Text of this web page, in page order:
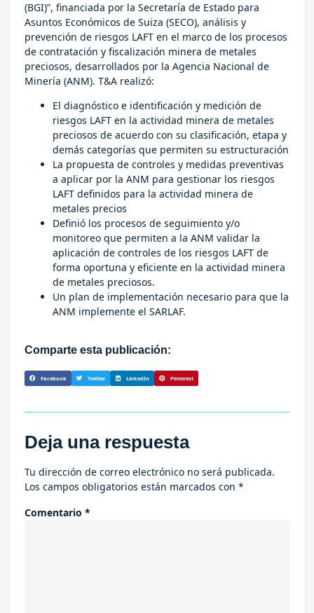
(BGI)”, financiada por la Secretaría de Estado para
Asuntos Económicos de Suiza (SECO), análisis y
prevención de riesgos LAFT en el marco de los procesos
de contratación y fiscalización minera de metales
preciosos, desarrollados por la Agencia Nacional de
Minería (ANM). T&A realizó:
El diagnóstico e identificación y medición de
riesgos LAFT en la actividad minera de metales
preciosos de acuerdo con su clasificación, etapa y
demás categorías que permiten su estructuración
La propuesta de controles y medidas preventivas
a aplicar por la ANM para gestionar los riesgos
LAFT definidos para la actividad minera de
metales precios
Definió los procesos de seguimiento y/o
monitoreo que permiten a la ANM validar la
aplicación de controles de los riesgos LAFT de
forma oportuna y eficiente en la actividad minera
de metales preciosos.
Un plan de implementación necesario para que la
ANM implemente el SARLAF.
Comparte esta publicación:
Facebook Twitter LinkedIn Pinterest
Deja una respuesta
Tu dirección de correo electrónico no será publicada.
Los campos obligatorios están marcados con *
Comentario *